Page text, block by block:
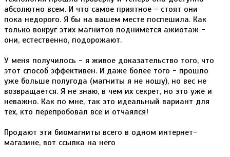
абсолютно всем. И что самое приятное - стоят они
пока недорого. Я бы на вашем месте поспешила. Как
только вокруг этих магнитов поднимется ажиотаж -
они, естественно, подорожают.
У меня получилось - я живое доказательство того, что
этот способ эффективен. И даже более того - прошло
уже больше полугода (магниты я не ношу), но вес не
возвращается. Я не знаю, в чем их секрет, но это уже и
неважно. Как по мне, так это идеальный вариант для
тех, кто перепробовал все и отчаялся!
Продают эти биомагниты всего в одном интернет-
магазине, вот ссылка на него